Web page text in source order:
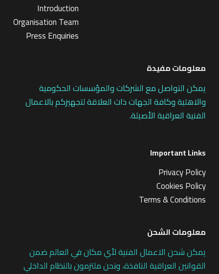
Introduction
Organisation Team
Press Enquiries
معلومات مفيدة
يمكن التواصل مع الشركات والمؤسسات الحكومية
والاهلية وكافة الجهات ذات العلاقة لتجهيزكم بالاعمال
الفنية العراقية الأصيلة.
Important Links
Privacy Policy
Cookies Policy
Terms & Conditions
معلومات الشحن
يمكن شحن الاعمال الفنية لأي مكان في العالم ضمن
القوانين العراقية النافذة، ونحن ملتزمون بالنظام الداخلي